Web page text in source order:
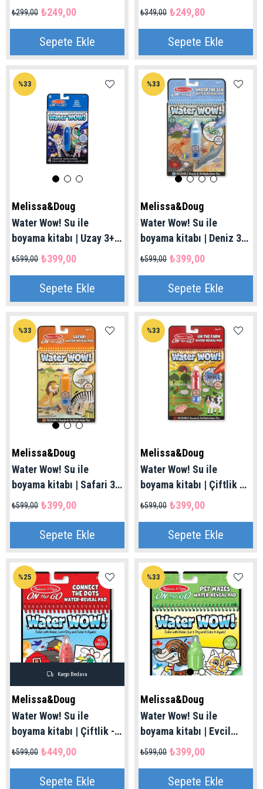
Kitabı | 7-99 Yaş
₺249,00
₺299,00
Sepete Ekle
Etkinlik Kitabım | 16-24
₺249,80
₺349,00
Sepete Ekle
Melissa&Doug
Water Wow! Su ile
boyama kitabı | Uzay 3+
Yaş
₺399,00
₺599,00
Sepete Ekle
%33
Melissa&Doug
Water Wow! Su ile
boyama kitabı | Deniz 3+
Yaş
₺399,00
₺599,00
Sepete Ekle
%33
Melissa&Doug
Water Wow! Su ile
boyama kitabı | Safari 3+
Yaş
₺399,00
₺599,00
Sepete Ekle
%33
Melissa&Doug
Water Wow! Su ile
boyama kitabı | Çiftlik 3+
Yaş
₺399,00
₺599,00
Sepete Ekle
%33
Melissa&Doug
Water Wow! Su ile
boyama kitabı | Çiftlik -
Noktaları birleştir 4+ Yaş
₺449,00
₺599,00
Sepete Ekle
%25
Kargo Bedava
Melissa&Doug
Water Wow! Su ile
boyama kitabı | Evcil
Hayvanlar Bulmaca 4+
₺399,00
₺599,00
Sepete Ekle
%33